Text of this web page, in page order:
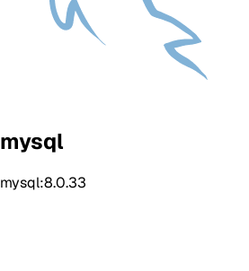
mysql
mysql:8.0.33